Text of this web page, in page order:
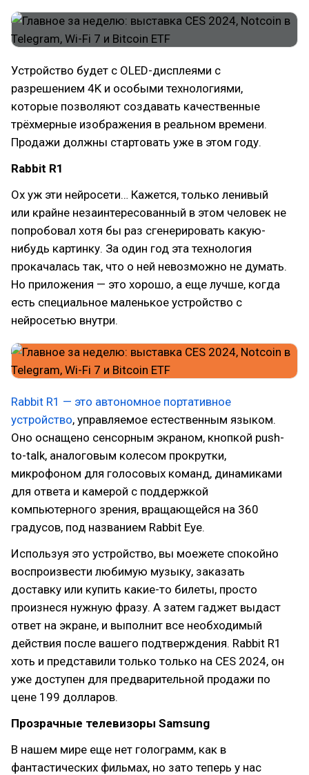
Устройство будет с OLED-дисплеями с
разрешением 4K и особыми технологиями,
которые позволяют создавать качественные
трёхмерные изображения в реальном времени.
Продажи должны стартовать уже в этом году.
Rabbit R1
Ох уж эти нейросети… Кажется, только ленивый
или крайне незаинтересованный в этом человек не
попробовал хотя бы раз сгенерировать какую-
нибудь картинку. За один год эта технология
прокачалась так, что о ней невозможно не думать.
Но приложения — это хорошо, а еще лучше, когда
есть специальное маленькое устройство с
нейросетью внутри.
Rabbit R1 — это автономное портативное
устройство, управляемое естественным языком.
Оно оснащено сенсорным экраном, кнопкой push-
to-talk, аналоговым колесом прокрутки,
микрофоном для голосовых команд, динамиками
для ответа и камерой с поддержкой
компьютерного зрения, вращающейся на 360
градусов, под названием Rabbit Eye.
Используя это устройство, вы моежете спокойно
воспроизвести любимую музыку, заказать
доставку или купить какие-то билеты, просто
произнеся нужную фразу. А затем гаджет выдаст
ответ на экране, и выполнит все необходимый
действия после вашего подтверждения. Rabbit R1
хоть и представили только только на CES 2024, он
уже доступен для предварительной продажи по
цене 199 долларов.
Прозрачные телевизоры Samsung
В нашем мире еще нет голограмм, как в
фантастических фильмах, но зато теперь у нас